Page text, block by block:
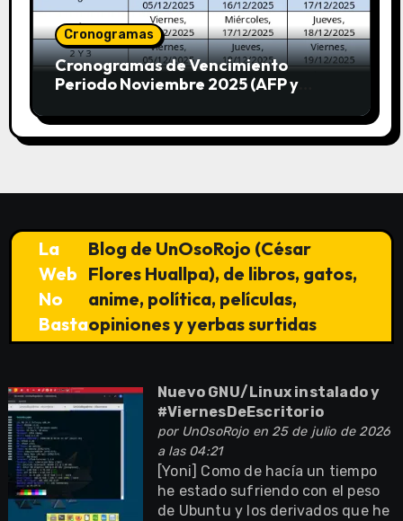
Cronogramas
Cronogramas de Vencimiento
Periodo Noviembre 2025 (AFP y
La
Web
No
Basta
Blog de UnOsoRojo (César
Flores Huallpa), de libros, gatos,
anime, política, películas,
opiniones y yerbas surtidas
Nuevo GNU/Linux instalado y
#ViernesDeEscritorio
por UnOsoRojoen 25 de julio de 2026
a las 04:21
[Yoni] Como de hacía un tiempo
he estado sufriendo con el peso
de Ubuntu y los derivados que he